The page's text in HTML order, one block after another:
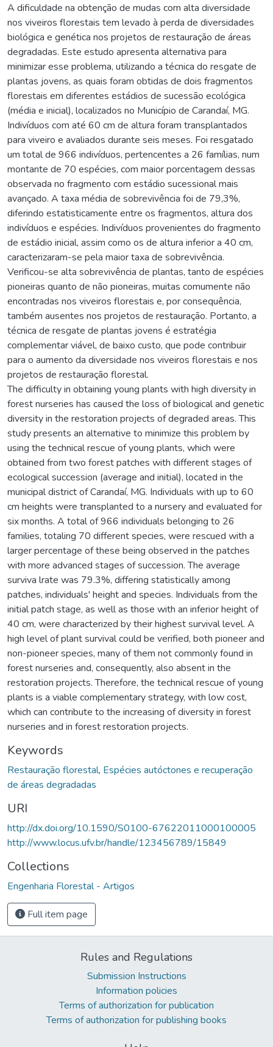
A dificuldade na obtenção de mudas com alta diversidade
nos viveiros florestais tem levado à perda de diversidades
biológica e genética nos projetos de restauração de áreas
degradadas. Este estudo apresenta alternativa para
minimizar esse problema, utilizando a técnica do resgate de
plantas jovens, as quais foram obtidas de dois fragmentos
florestais em diferentes estádios de sucessão ecológica
(média e inicial), localizados no Município de Carandaí, MG.
Indivíduos com até 60 cm de altura foram transplantados
para viveiro e avaliados durante seis meses. Foi resgatado
um total de 966 indivíduos, pertencentes a 26 famílias, num
montante de 70 espécies, com maior porcentagem dessas
observada no fragmento com estádio sucessional mais
avançado. A taxa média de sobrevivência foi de 79,3%,
diferindo estatisticamente entre os fragmentos, altura dos
indivíduos e espécies. Indivíduos provenientes do fragmento
de estádio inicial, assim como os de altura inferior a 40 cm,
caracterizaram-se pela maior taxa de sobrevivência.
Verificou-se alta sobrevivência de plantas, tanto de espécies
pioneiras quanto de não pioneiras, muitas comumente não
encontradas nos viveiros florestais e, por consequência,
também ausentes nos projetos de restauração. Portanto, a
técnica de resgate de plantas jovens é estratégia
complementar viável, de baixo custo, que pode contribuir
para o aumento da diversidade nos viveiros florestais e nos
projetos de restauração florestal.
The difficulty in obtaining young plants with high diversity in
forest nurseries has caused the loss of biological and genetic
diversity in the restoration projects of degraded areas. This
study presents an alternative to minimize this problem by
using the technical rescue of young plants, which were
obtained from two forest patches with different stages of
ecological succession (average and initial), located in the
municipal district of Carandaí, MG. Individuals with up to 60
cm heights were transplanted to a nursery and evaluated for
six months. A total of 966 individuals belonging to 26
families, totaling 70 different species, were rescued with a
larger percentage of these being observed in the patches
with more advanced stages of succession. The average
surviva lrate was 79.3%, differing statistically among
patches, individuals' height and species. Individuals from the
initial patch stage, as well as those with an inferior height of
40 cm, were characterized by their highest survival level. A
high level of plant survival could be verified, both pioneer and
non-pioneer species, many of them not commonly found in
forest nurseries and, consequently, also absent in the
restoration projects. Therefore, the technical rescue of young
plants is a viable complementary strategy, with low cost,
which can contribute to the increasing of diversity in forest
nurseries and in forest restoration projects.
Keywords
Restauração florestal, Espécies autóctones e recuperação
de áreas degradadas
URI
http://dx.doi.org/10.1590/S0100-67622011000100005
http://www.locus.ufv.br/handle/123456789/15849
Collections
Engenharia Florestal - Artigos
Full item page
Rules and Regulations
Submission Instructions
Information policies
Terms of authorization for publication
Terms of authorization for publishing books